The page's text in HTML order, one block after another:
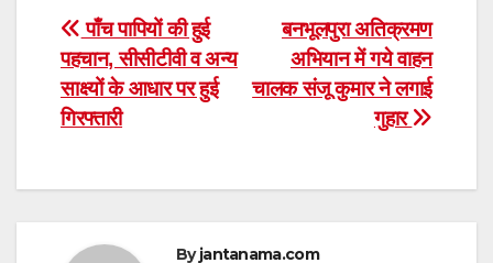
Post
navigation
बनभूलपुरा अतिक्रमण
अभियान में गये वाहन
चालक संजू कुमार ने लगाई
गुहार
पाँच पापियों की हुई
पहचान, सीसीटीवी व अन्य
साक्ष्यों के आधार पर हुई
गिरफ्तारी
Byjantanama.com